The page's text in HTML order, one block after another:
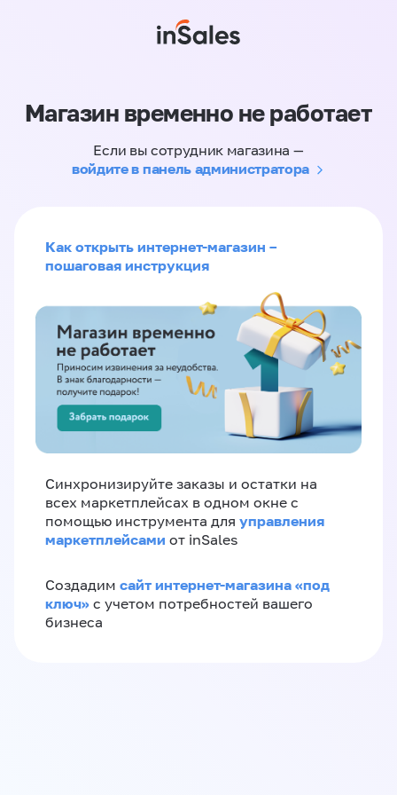
Магазин временно не работает
Если вы сотрудник магазина —
войдите в панель администратора
Как открыть интернет-магазин –
пошаговая инструкция
Синхронизируйте заказы и остатки на
всех маркетплейсах в одном окне с
помощью инструмента для управления
маркетплейсами от inSales
Создадим сайт интернет-магазина «под
ключ» с учетом потребностей вашего
бизнеса